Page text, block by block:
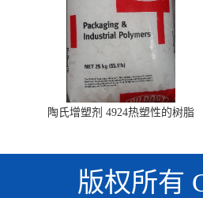
陶氏增塑剂 4924热塑性的树脂
版权所有